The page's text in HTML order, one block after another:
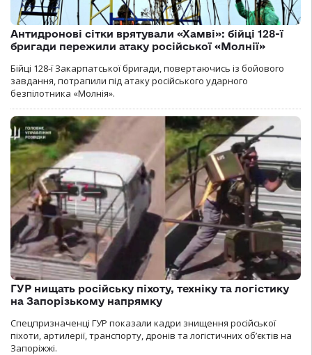
Антидронові сітки врятували «Хамві»: бійці 128-ї
бригади пережили атаку російської «Молнії»
Бійці 128-ї Закарпатської бригади, повертаючись із бойового
завдання, потрапили під атаку російського ударного
безпілотника «Молнія».
ГУР нищать російську піхоту, техніку та логістику
на Запорізькому напрямку
Спецпризначенці ГУР показали кадри знищення російської
піхоти, артилерії, транспорту, дронів та логістичних об’єктів на
Запоріжжі.